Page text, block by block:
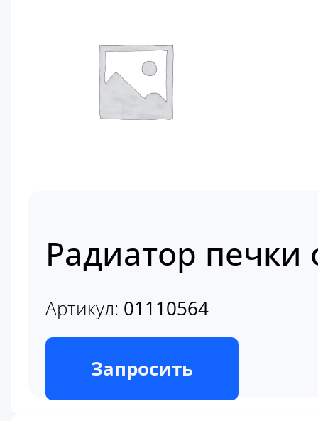
Радиатор печки
Артикул: 01110564
В наличии
Запросить